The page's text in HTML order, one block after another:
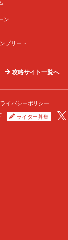
ン
プリート
攻略サイト一覧へ
ライバシーポリシー
ライター募集